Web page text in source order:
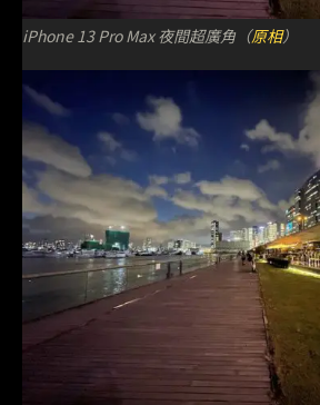
iPhone 13 Pro Max 夜間超廣角（原相）